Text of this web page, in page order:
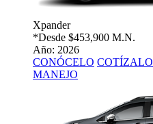
Xpander
*Desde $453,900 M.N.
Año: 2026
CONÓCELO COTÍZALO
MANEJO